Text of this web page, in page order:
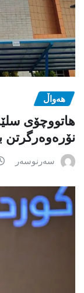
هەواڵ
هاتووچۆی
نۆرەوەرگرتن
سەرنوسەر